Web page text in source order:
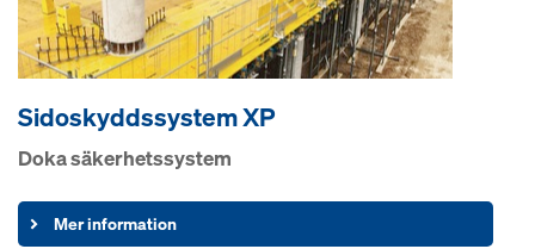
Sidoskyddssystem XP
Doka säkerhetssystem
Mer information